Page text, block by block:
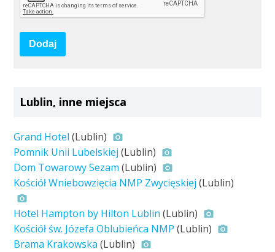
Dodaj
Lublin, inne miejsca
Grand Hotel (Lublin)
Pomnik Unii Lubelskiej (Lublin)
Dom Towarowy Sezam (Lublin)
Kościół Wniebowzięcia NMP Zwycięskiej (Lublin)
Hotel Hampton by Hilton Lublin (Lublin)
Kościół św. Józefa Oblubieńca NMP (Lublin)
Brama Krakowska (Lublin)